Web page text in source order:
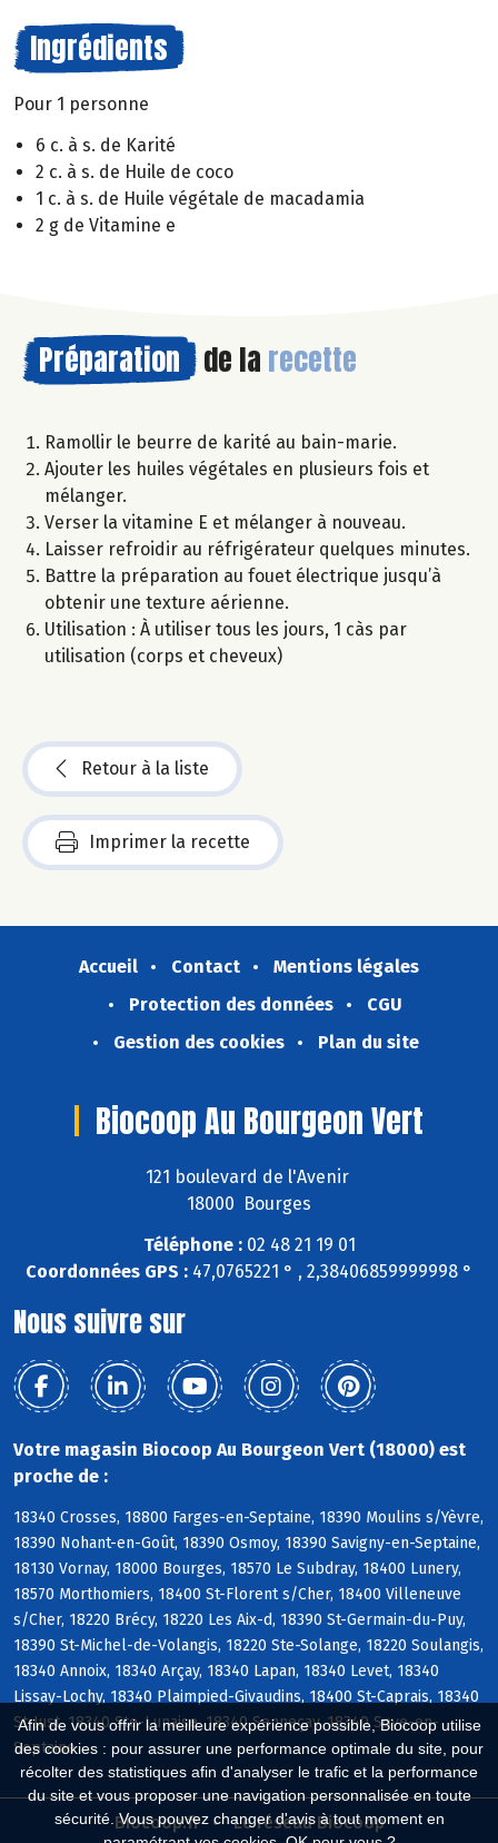
Afin de vous offrir la meilleure expérience possible, Biocoop utilise
des cookies : pour assurer une performance optimale du site, pour
récolter des statistiques afin d'analyser le trafic et la performance
du site et vous proposer une navigation personnalisée en toute
sécurité. Vous pouvez changer d'avis à tout moment en
Ingrédients
Pour 1 personne
6 c. à s. de Karité
2 c. à s. de Huile de coco
1 c. à s. de Huile végétale de macadamia
2 g de Vitamine e
Préparation de la recette
Ramollir le beurre de karité au bain-marie.
Ajouter les huiles végétales en plusieurs fois et
mélanger.
Verser la vitamine E et mélanger à nouveau.
Laisser refroidir au réfrigérateur quelques minutes.
Battre la préparation au fouet électrique jusqu’à
obtenir une texture aérienne.
Utilisation : À utiliser tous les jours, 1 càs par
utilisation (corps et cheveux)
Retour à la liste
Imprimer la recette
Accueil Contact
Mentions légales
Protection des données
CGU
Gestion des cookies
Plan du site
Biocoop Au Bourgeon Vert
121 boulevard de l'Avenir
18000 Bourges
Téléphone :02 48 21 19 01
Coordonnées GPS : 47,0765221 ° , 2,38406859999998 °
Nous suivre sur
Votre magasin Biocoop Au Bourgeon Vert (18000) est
proche de :
18340 Crosses, 18800 Farges-en-Septaine, 18390 Moulins s/Yèvre,
18390 Nohant-en-Goût, 18390 Osmoy, 18390 Savigny-en-Septaine,
18130 Vornay, 18000 Bourges, 18570 Le Subdray, 18400 Lunery,
18570 Morthomiers, 18400 St-Florent s/Cher, 18400 Villeneuve
s/Cher, 18220 Brécy, 18220 Les Aix-d, 18390 St-Germain-du-Puy,
18390 St-Michel-de-Volangis, 18220 Ste-Solange, 18220 Soulangis,
18340 Annoix, 18340 Arçay, 18340 Lapan, 18340 Levet, 18340
Lissay-Lochy, 18340 Plaimpied-Givaudins, 18400 St-Caprais, 18340
St-Just, 18340 Ste-Lunaise, 18340 Senneçay, 18340 Soye-en-
Septaine
Biocoop.fr Le réseau Biocoop